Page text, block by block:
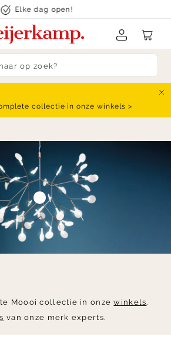
Elke dag open!
collectie in onze winkels >
Moooi collectie in onzewinkels.
van onze merk experts.